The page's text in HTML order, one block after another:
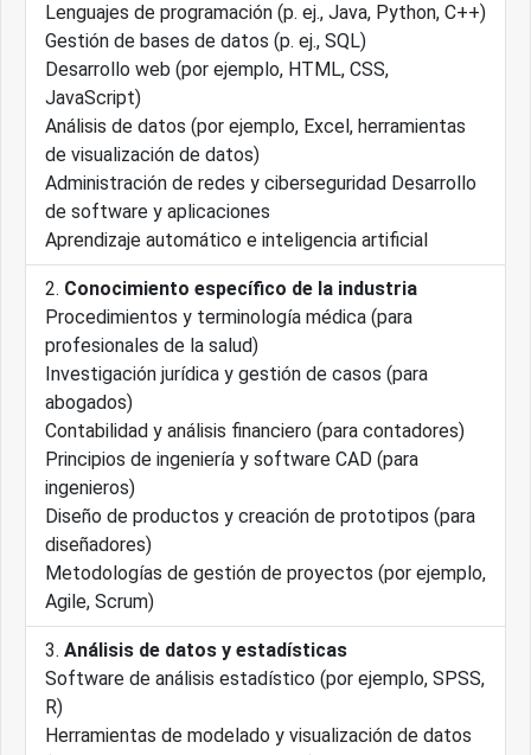
Lenguajes de programación (p. ej., Java, Python, C++)
Gestión de bases de datos (p. ej., SQL)
Desarrollo web (por ejemplo, HTML, CSS,
JavaScript)
Análisis de datos (por ejemplo, Excel, herramientas
de visualización de datos)
Administración de redes y ciberseguridad Desarrollo
de software y aplicaciones
Aprendizaje automático e inteligencia artificial
Conocimiento específico de la industria
Procedimientos y terminología médica (para
profesionales de la salud)
Investigación jurídica y gestión de casos (para
abogados)
Contabilidad y análisis financiero (para contadores)
Principios de ingeniería y software CAD (para
ingenieros)
Diseño de productos y creación de prototipos (para
diseñadores)
Metodologías de gestión de proyectos (por ejemplo,
Agile, Scrum)
Análisis de datos y estadísticas
Software de análisis estadístico (por ejemplo, SPSS,
R)
Herramientas de modelado y visualización de datos